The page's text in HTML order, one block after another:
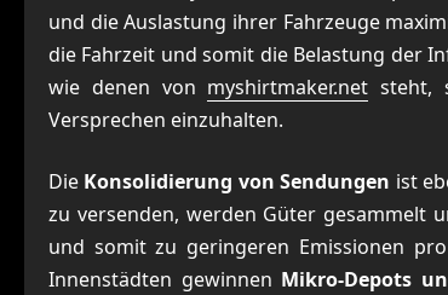
und die Auslastung ihrer Fahrzeuge
die Fahrzeit und somit die Belastung der
wie denen von myshirtmaker.net steht,
Versprechen einzuhalten.
Die Konsolidierung von Sendungen ist
zu versenden, werden Güter gesammelt
und somit zu geringeren Emissionen
Innenstädten gewinnen Mikro-Depots